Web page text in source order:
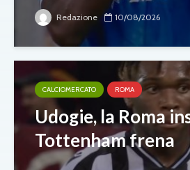
Redazione 10/08/2026
CALCIOMERCATO ROMA
Udogie, la Roma
Tottenham frena